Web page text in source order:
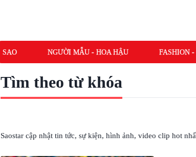
SAO NGƯỜI MẪU - HOA HẬU FASHION
Tìm theo từ khóa
Saostar cập nhật tin tức, sự kiện, hình ảnh, video clip hot